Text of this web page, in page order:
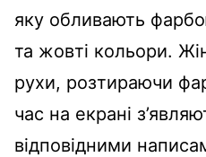
яку обливають
та жовті кольори.
рухи, розтираючи
час на екрані
відповідними